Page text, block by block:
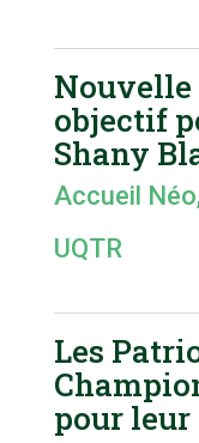
Nouvelle
objectif
Shany
Accueil Néo
UQTR
Les
pour leur